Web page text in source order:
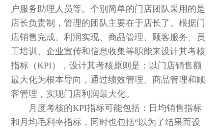
户服务助理人员等。个别简单的门店团队采用的是
店长负责制，管理的团队主要在于店长了。根据门
店销售完成、利润实现、商品管理、顾客服务、员
工培训、企业宣传和信息收集等职能来设计其考核
指标（KPI），设计其考核原则是：以门店销售额
最大化为根本导向，通过绩效管理、商品管理和顾
客管理，实现门店利润最大化。
月度考核的KPI指标可能包括：日均销售指标
和月均毛利率指标，同时也包括“以为了结果而设